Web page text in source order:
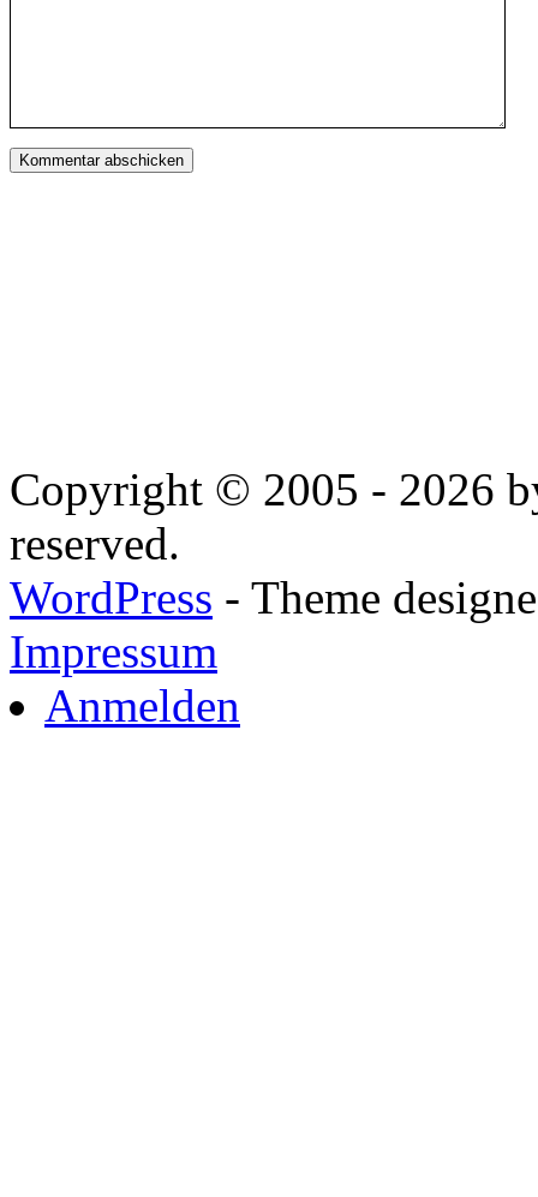
Copyright © 2005 - 2026
reserved.
WordPress - Theme
Impressum
Anmelden